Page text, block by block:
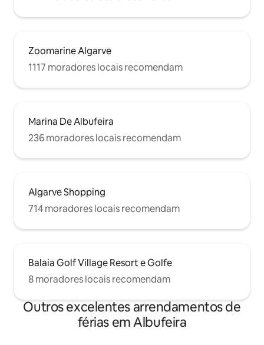
Zoomarine Algarve
1117 moradores locais recomendam
Marina De Albufeira
236 moradores locais recomendam
Algarve Shopping
714 moradores locais recomendam
Balaia Golf Village Resort e Golfe
8 moradores locais recomendam
Outros excelentes arrendamentos de
férias em Albufeira